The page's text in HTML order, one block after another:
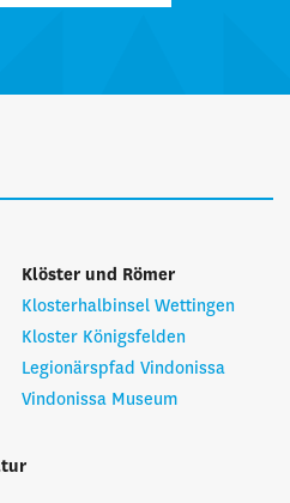
Klöster und Römer
Klosterhalbinsel Wettingen
Kloster Königsfelden
Legionärspfad Vindonissa
Vindonissa Museum